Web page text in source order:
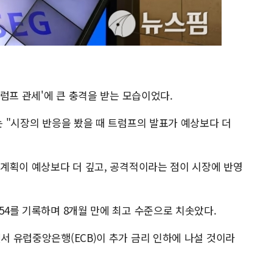
프 관세'에 큰 충격을 받는 모습이었다.
시장의 반응을 봤을 때 트럼프의 발표가 예상보다 더
획이 예상보다 더 깊고, 공격적이라는 점이 시장에 반영
를 기록하며 8개월 만에 최고 수준으로 치솟았다.
유럽중앙은행(ECB)이 추가 금리 인하에 나설 것이라